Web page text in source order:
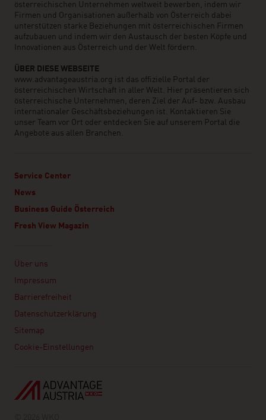
österreichischen Unternehmen weltweit bewerben, indem wir
Firmen und Organisationen außerhalb von Österreich dabei
unterstützen starke Beziehungen mit österreichischen Firmen
aufzubauen und indem wir den Austausch der besten Köpfe und
Innovationen aus Österreich und der Welt fördern.
ÜBER DIESE WEBSEITE
www.advantageaustria.org ist das offizielle Portal der
österreichischen Wirtschaft in aller Welt. Hier präsentieren sich
österreichische Unternehmen, deren Ziel der Auf- bzw. Ausbau
internationaler Geschäftsbeziehungen ist. Kontaktieren Sie
unser Team vor Ort oder entdecken Sie auf unserem Portal die
Angebote aus allen Branchen.
Service Center
News
Business Guide Österreich
Fresh View Magazin
Über uns
Impressum
Barrierefreiheit
Datenschutzerklärung
Sitemap
Cookie-Einstellungen